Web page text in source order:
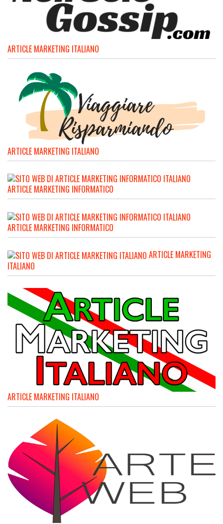
ARTICLE MARKETING ITALIANO
ARTICLE MARKETING ITALIANO
ARTICLE MARKETING INFORMATICO
ARTICLE MARKETING INFORMATICO
ARTICLE MARKETING
ITALIANO
ARTICLE MARKETING ITALIANO